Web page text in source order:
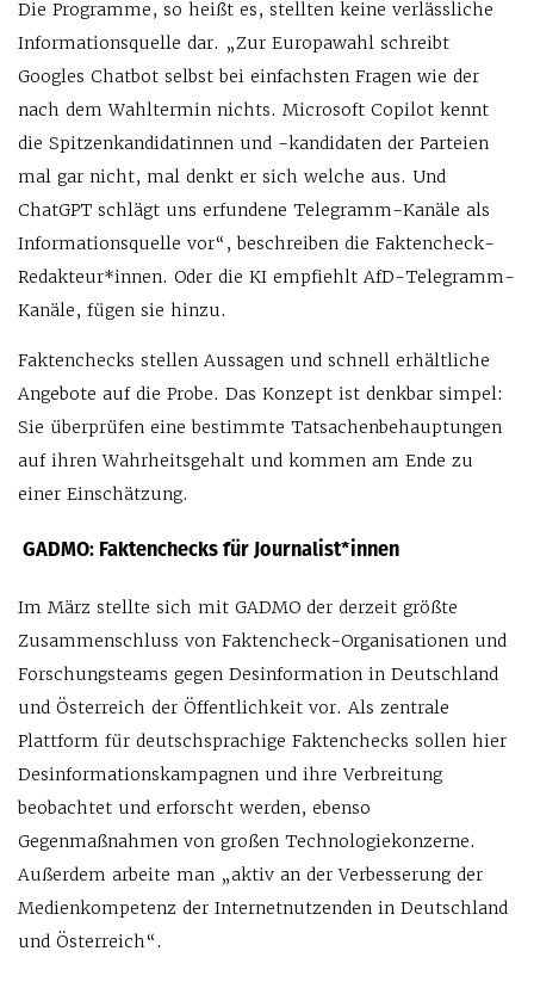
Die Programme, so heißt es, stellten keine verlässliche
Informationsquelle dar. „Zur Europawahl schreibt
Googles Chatbot selbst bei einfachsten Fragen wie der
nach dem Wahltermin nichts. Microsoft Copilot kennt
die Spitzenkandidatinnen und -kandidaten der Parteien
mal gar nicht, mal denkt er sich welche aus. Und
ChatGPT schlägt uns erfundene Telegramm-Kanäle als
Informationsquelle vor“, beschreiben die Faktencheck-
Redakteur*innen. Oder die KI empfiehlt AfD-Telegramm-
Kanäle, fügen sie hinzu.
Faktenchecks stellen Aussagen und schnell erhältliche
Angebote auf die Probe. Das Konzept ist denkbar simpel:
Sie überprüfen eine bestimmte Tatsachenbehauptungen
auf ihren Wahrheitsgehalt und kommen am Ende zu
einer Einschätzung.
GADMO: Faktenchecks für Journalist*innen
Im März stellte sich mit GADMO der derzeit größte
Zusammenschluss von Faktencheck-Organisationen und
Forschungsteams gegen Desinformation in Deutschland
und Österreich der Öffentlichkeit vor. Als zentrale
Plattform für deutschsprachige Faktenchecks sollen hier
Desinformationskampagnen und ihre Verbreitung
beobachtet und erforscht werden, ebenso
Gegenmaßnahmen von großen Technologiekonzerne.
Außerdem arbeite man „aktiv an der Verbesserung der
Medienkompetenz der Internetnutzenden in Deutschland
und Österreich“.